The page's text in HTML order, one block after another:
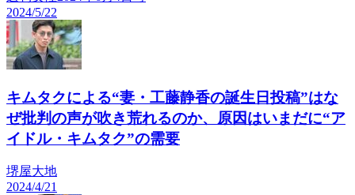
2024/5/22
キムタクによる“妻・工藤静香の誕生日投稿”はな
ぜ批判の声が吹き荒れるのか、原因はいまだに“ア
イドル・キムタク”の需要
堺屋大地
2024/4/21